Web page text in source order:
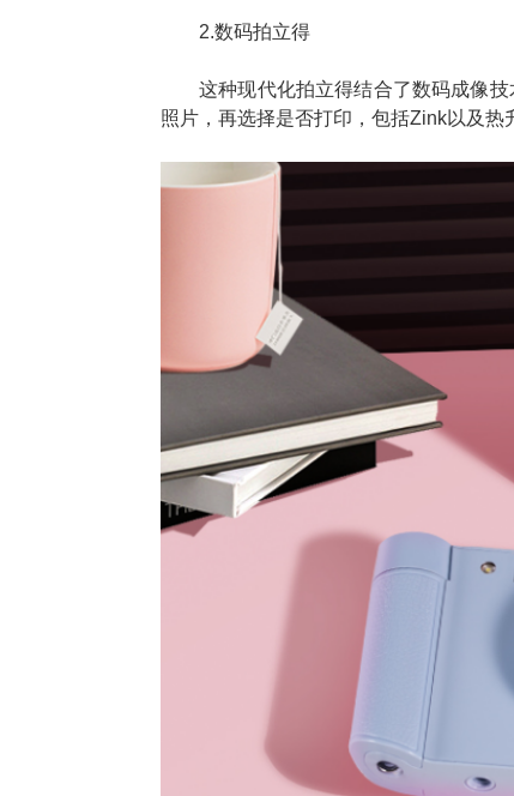
2.数码拍立得
这种现代化拍立得结合了数码成像
照片，再选择是否打印，包括Zink以及热